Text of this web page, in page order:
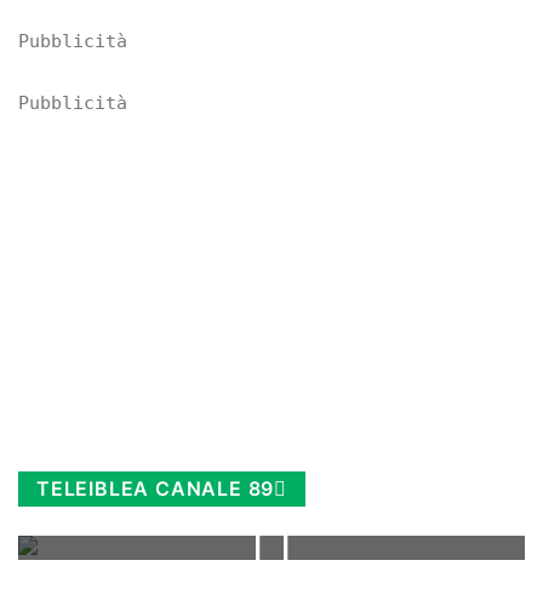
Pubblicità
Pubblicità
TELEIBLEA CANALE 89